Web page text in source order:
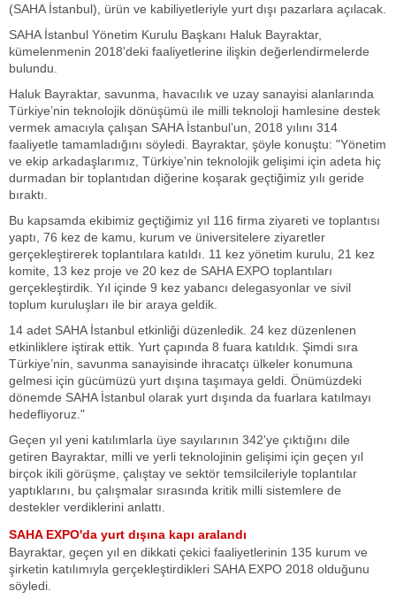
(SAHA İstanbul), ürün ve kabiliyetleriyle yurt dışı pazarlara açılacak.
SAHA İstanbul Yönetim Kurulu Başkanı Haluk Bayraktar,
kümelenmenin 2018'deki faaliyetlerine ilişkin değerlendirmelerde
bulundu.
Haluk Bayraktar, savunma, havacılık ve uzay sanayisi alanlarında
Türkiye’nin teknolojik dönüşümü ile milli teknoloji hamlesine destek
vermek amacıyla çalışan SAHA İstanbul’un, 2018 yılını 314
faaliyetle tamamladığını söyledi. Bayraktar, şöyle konuştu: "Yönetim
ve ekip arkadaşlarımız, Türkiye’nin teknolojik gelişimi için adeta hiç
durmadan bir toplantıdan diğerine koşarak geçtiğimiz yılı geride
bıraktı.
Bu kapsamda ekibimiz geçtiğimiz yıl 116 firma ziyareti ve toplantısı
yaptı, 76 kez de kamu, kurum ve üniversitelere ziyaretler
gerçekleştirerek toplantılara katıldı. 11 kez yönetim kurulu, 21 kez
komite, 13 kez proje ve 20 kez de SAHA EXPO toplantıları
gerçekleştirdik. Yıl içinde 9 kez yabancı delegasyonlar ve sivil
toplum kuruluşları ile bir araya geldik.
14 adet SAHA İstanbul etkinliği düzenledik. 24 kez düzenlenen
etkinliklere iştirak ettik. Yurt çapında 8 fuara katıldık. Şimdi sıra
Türkiye’nin, savunma sanayisinde ihracatçı ülkeler konumuna
gelmesi için gücümüzü yurt dışına taşımaya geldi. Önümüzdeki
dönemde SAHA İstanbul olarak yurt dışında da fuarlara katılmayı
hedefliyoruz."
Geçen yıl yeni katılımlarla üye sayılarının 342'ye çıktığını dile
getiren Bayraktar, milli ve yerli teknolojinin gelişimi için geçen yıl
birçok ikili görüşme, çalıştay ve sektör temsilcileriyle toplantılar
yaptıklarını, bu çalışmalar sırasında kritik milli sistemlere de
destekler verdiklerini anlattı.
SAHA EXPO'da yurt dışına kapı aralandı
Bayraktar, geçen yıl en dikkati çekici faaliyetlerinin 135 kurum ve
şirketin katılımıyla gerçekleştirdikleri SAHA EXPO 2018 olduğunu
söyledi.